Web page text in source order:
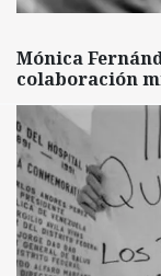
Mónica
colaboración